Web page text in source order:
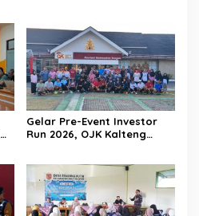
Gelar Pre-Event Investor
Run 2026, OJK Kalteng